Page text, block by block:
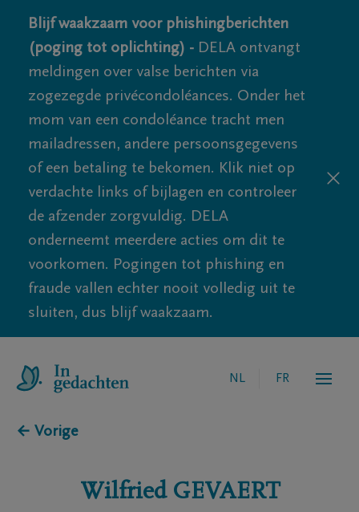
Blijf waakzaam voor phishingberichten
(poging tot oplichting) - DELA ontvangt
meldingen over valse berichten via
zogezegde privécondoléances. Onder het
mom van een condoléance tracht men
mailadressen, andere persoonsgegevens
of een betaling te bekomen. Klik niet op
verdachte links of bijlagen en controleer
de afzender zorgvuldig. DELA
onderneemt meerdere acties om dit te
voorkomen. Pogingen tot phishing en
fraude vallen echter nooit volledig uit te
sluiten, dus blijf waakzaam.
NL FR
← Vorige
Wilfried GEVAERT